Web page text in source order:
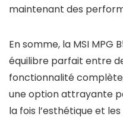
maintenant des
En somme, la MSI MPG
équilibre parfait entre
fonctionnalité
une option attrayante
la fois l’esthétique et